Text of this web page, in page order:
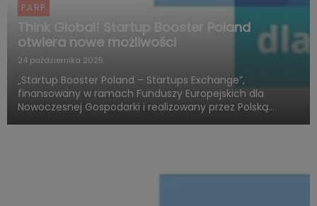
PARP
Think Global! Startup Booster Poland
otwiera nowe możliwości
24 października 2025
„Startup Booster Poland – Startups Exchange”,
finansowany w ramach Funduszy Europejskich dla
Nowoczesnej Gospodarki i realizowany przez Polską